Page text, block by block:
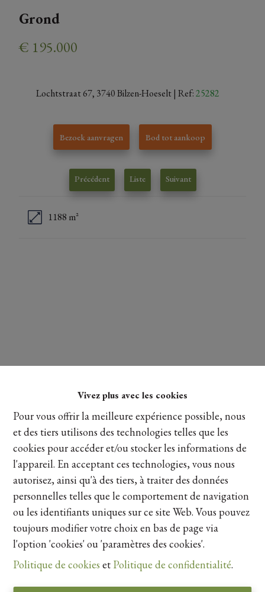
Vivez plus avec les cookies
Pour vous offrir la meilleure expérience possible, nous
et des tiers utilisons des technologies telles que les
cookies pour accéder et/ou stocker les informations de
l'appareil. En acceptant ces technologies, vous nous
autorisez, ainsi qu'à des tiers, à traiter des données
personnelles telles que le comportement de navigation
ou les identifiants uniques sur ce site Web. Vous pouvez
toujours modifier votre choix en bas de page via
l'option 'cookies' ou 'paramètres des cookies'.
Politique de cookies et Politique de confidentialité.
Grond
€ 195.000
Lochtstraat 67, 3740 Bilzen-Hoeselt| Ref:25282
Bezoek aanvragen Bod tot aankoop
Précédent Liste Suivant
1188 m²
Lire plus
Partager